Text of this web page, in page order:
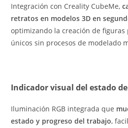
Integración con Creality CubeMe,
retratos en modelos 3D en
optimizando la creación de figuras
únicos sin procesos de modelado
Indicador visual del estado
Iluminación RGB integrada que
estado y progreso del trabajo,